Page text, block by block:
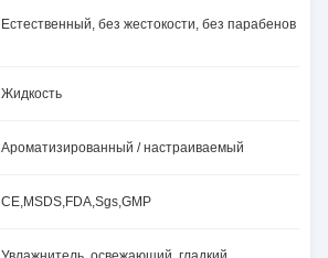
Естественный, без жестокости, без парабенов
Жидкость
Ароматизированный / настраиваемый
CE,MSDS,FDA,Sgs,GMP